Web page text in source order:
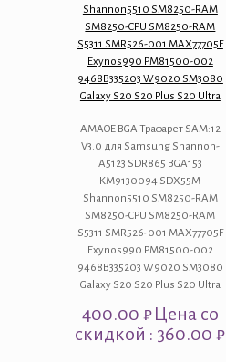
Shannon5510 SM8250-RAM
SM8250-CPU SM8250-RAM
S5311 SMR526-001 MAX77705F
Exynos990 PM81500-002
9468B335203 W9020 SM3080
Galaxy S20 S20 Plus S20 Ultra
AMAOE BGA Трафарет SAM:12
V3.0 для Samsung Shannon-
A5123 SDR865 BGA153
KM9130094 SDX55M
Shannon5510 SM8250-RAM
SM8250-CPU SM8250-RAM
S5311 SMR526-001 MAX77705F
Exynos990 PM81500-002
9468B335203 W9020 SM3080
Galaxy S20 S20 Plus S20 Ultra
400.00 ₽Цена со
скидкой : 360.00 ₽